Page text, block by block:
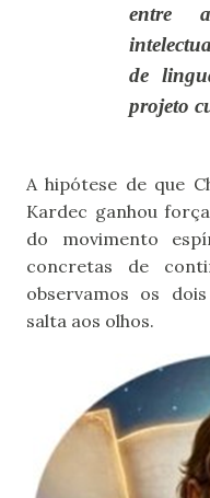
entre
de
projeto
A hipótese de que
Kardec ganhou
do movimento
concretas de
observamos os
salta aos olhos.